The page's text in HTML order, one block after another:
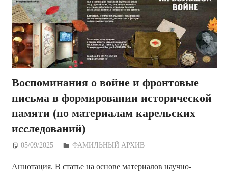
Воспоминания о войне и фронтовые
письма в формировании исторической
памяти (по материалам карельских
исследований)
05/09/2025 Дежурный по Редакции
ФАМИЛЬНЫЙ АРХИВ
Аннотация. В статье на основе материалов научно-